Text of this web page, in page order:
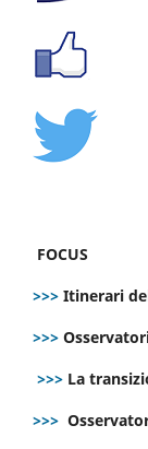
FOCUS
>>> Itinerari
>>>
>>> La
>>>